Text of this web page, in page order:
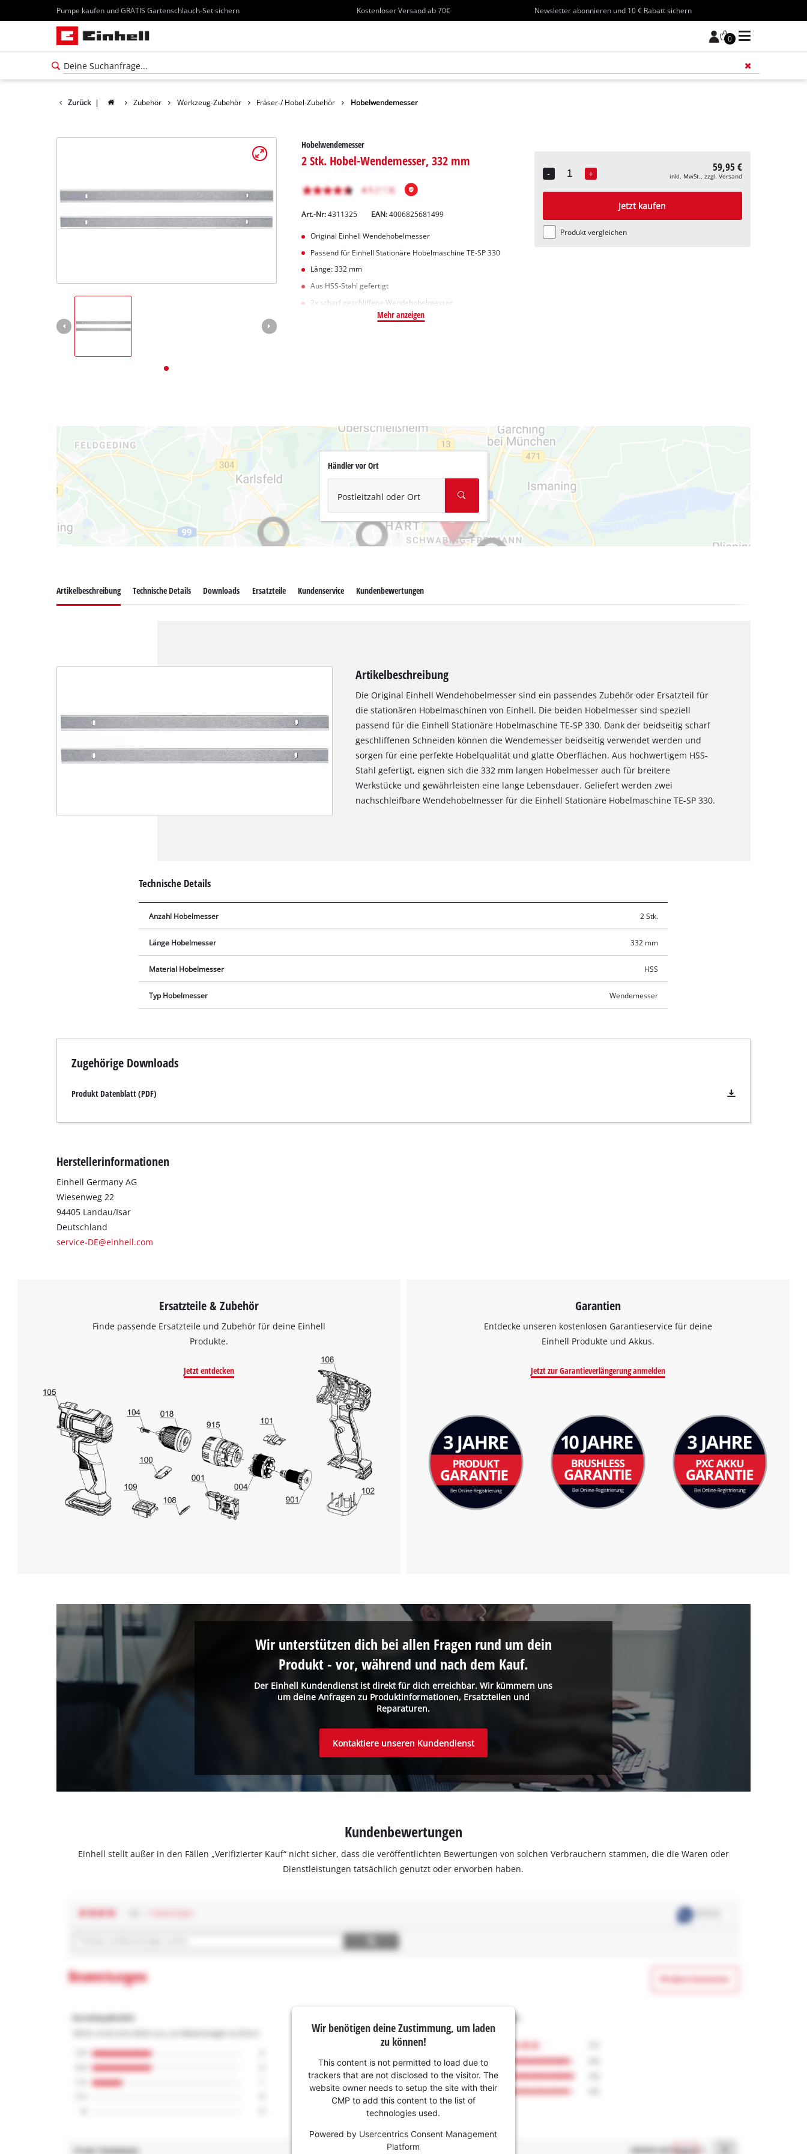
Pumpe kaufen und GRATIS Gartenschlauch-Set sichern Kostenloser Versand ab 70€ Newsletter abonnieren und 10 € Rabatt sichern
0
Zurück | Zubehör Werkzeug-Zubehör Fräser-/ Hobel-Zubehör Hobelwendemesser
Hobelwendemesser
2 Stk. Hobel-Wendemesser, 332 mm
Art.-Nr:4311325 EAN:4006825681499
Original Einhell Wendehobelmesser
Passend für Einhell Stationäre Hobelmaschine TE-SP 330
Länge: 332 mm
Aus HSS-Stahl gefertigt
2x scharf geschliffene Wendehobelmesser
Mehr anzeigen
-
Quantity
+ 59,95 €
inkl. MwSt., zzgl. Versand
Jetzt kaufen
Produkt vergleichen
Händler vor Ort
Postleitzahl oder Ort
This content is not permitted to load due
the site with their CMP to add this content
to the list of technologies used.
Powered by
Management Platform
Artikelbeschreibung Technische Details Downloads Ersatzteile Kundenservice Kundenbewertungen
Artikelbeschreibung
Die Original Einhell Wendehobelmesser sind ein passendes Zubehör oder Ersatzteil für
die stationären Hobelmaschinen von Einhell. Die beiden Hobelmesser sind speziell
passend für die Einhell Stationäre Hobelmaschine TE-SP 330. Dank der beidseitig scharf
geschliffenen Schneiden können die Wendemesser beidseitig verwendet werden und
sorgen für eine perfekte Hobelqualität und glatte Oberflächen. Aus hochwertigem HSS-
Stahl gefertigt, eignen sich die 332 mm langen Hobelmesser auch für breitere
Werkstücke und gewährleisten eine lange Lebensdauer. Geliefert werden zwei
nachschleifbare Wendehobelmesser für die Einhell Stationäre Hobelmaschine TE-SP 330.
Technische Details
Anzahl Hobelmesser 2 Stk.
Länge Hobelmesser 332 mm
Material Hobelmesser HSS
Typ Hobelmesser Wendemesser
Zugehörige Downloads
Produkt Datenblatt (PDF)
Herstellerinformationen
Einhell Germany AG
Wiesenweg 22
94405 Landau/Isar
Deutschland
service-DE@einhell.com
Ersatzteile & Zubehör
Finde passende Ersatzteile und Zubehör für deine Einhell
Produkte.
Jetzt entdecken
Garantien
Entdecke unseren kostenlosen Garantieservice für deine
Einhell Produkte und Akkus.
Jetzt zur Garantieverlängerung anmelden
Der Einhell Kundendienst ist direkt für dich erreichbar. Wir kümmern uns
um deine Anfragen zu Produktinformationen, Ersatzteilen und
Reparaturen.
Wir unterstützen dich bei allen Fragen rund um dein
Produkt - vor, während und nach dem Kauf.
Kontaktiere unseren Kundendienst
Kundenbewertungen
Einhell stellt außer in den Fällen „Verifizierter Kauf“ nicht sicher, dass die veröffentlichten Bewertungen von solchen Verbrauchern stammen, die die Waren oder
Dienstleistungen tatsächlich genutzt oder erworben haben.
Wir benötigen deine Zustimmung, um laden
zu können!
This content is not permitted to load due to
trackers that are not disclosed to the visitor. The
website owner needs to setup the site with their
CMP to add this content to the list of
technologies used.
Powered by Usercentrics Consent Management
Platform